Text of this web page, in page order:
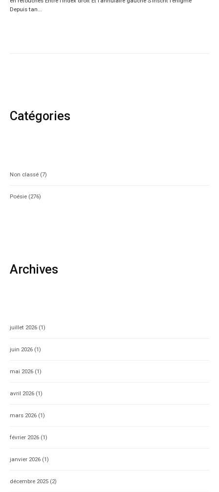
Depuis tan...
Catégories
Non classé (7)
Poésie (276)
Archives
juillet 2026 (1)
juin 2026 (1)
mai 2026 (1)
avril 2026 (1)
mars 2026 (1)
février 2026 (1)
janvier 2026 (1)
décembre 2025 (2)